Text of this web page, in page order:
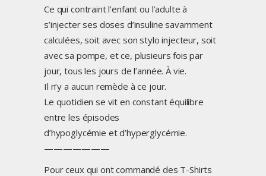
Ce qui contraint l’enfant ou l’adulte à
s’injecter ses doses d’insuline savamment
calculées, soit avec son stylo injecteur, soit
avec sa pompe, et ce, plusieurs fois par
jour, tous les jours de l’année. À vie.
Il n’y a aucun remède à ce jour.
Le quotidien se vit en constant équilibre
entre les épisodes
d’hypoglycémie et d’hyperglycémie.
———————
Pour ceux qui ont commandé des T-Shirts